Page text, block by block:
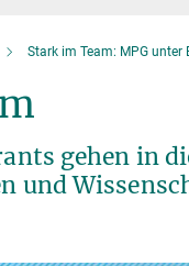
Stark im Team: MPG unter
gehen in
und